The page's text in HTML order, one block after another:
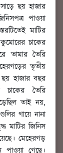
ছয় হাজার
পাওয়া
মাটির
চাকের
তামার তৈরি
তৃতীয়
ছয় হাজার বছর
তৈরি
তাই নয়,
গায়ে নানা
মাটির জিনিস
মেহেরগড়
পাওয়া গেছে।